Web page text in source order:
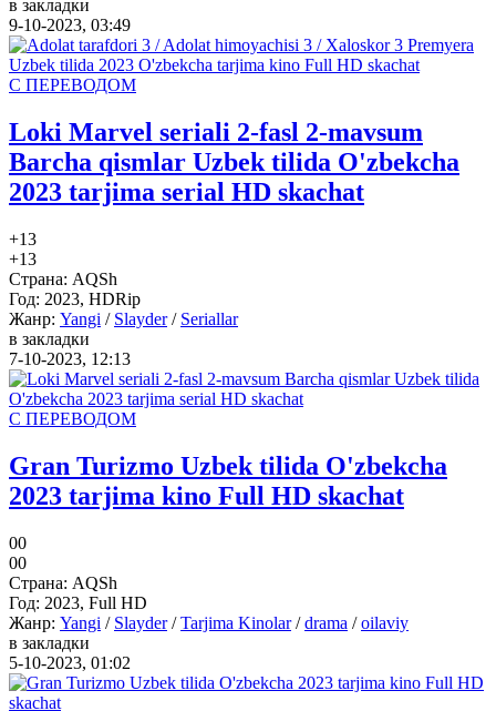
в закладки
9-10-2023, 03:49
С ПЕРЕВОДОМ
Loki Marvel seriali 2-fasl 2-mavsum
Barcha qismlar Uzbek tilida O'zbekcha
2023 tarjima serial HD skachat
+13
+13
Страна: AQSh
Год: 2023, HDRip
Жанр: Yangi / Slayder/ Seriallar
в закладки
7-10-2023, 12:13
С ПЕРЕВОДОМ
Gran Turizmo Uzbek tilida O'zbekcha
2023 tarjima kino Full HD skachat
00
00
Страна: AQSh
Год: 2023, Full HD
Жанр: Yangi / Slayder/Tarjima Kinolar/drama /oilaviy
в закладки
5-10-2023, 01:02